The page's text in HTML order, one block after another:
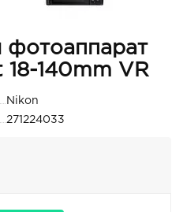
фотоаппарат
140mm VR
Nikon
271224033